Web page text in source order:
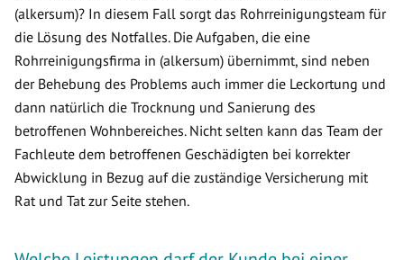
(alkersum)? In diesem Fall sorgt das Rohrreinigungsteam für
die Lösung des Notfalles. Die Aufgaben, die eine
Rohrreinigungsfirma in (alkersum) übernimmt, sind neben
der Behebung des Problems auch immer die Leckortung und
dann natürlich die Trocknung und Sanierung des
betroffenen Wohnbereiches. Nicht selten kann das Team der
Fachleute dem betroffenen Geschädigten bei korrekter
Abwicklung in Bezug auf die zuständige Versicherung mit
Rat und Tat zur Seite stehen.